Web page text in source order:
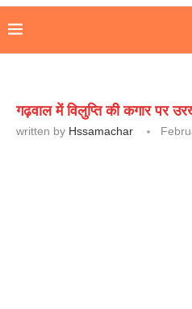
गढ़वाल में विलुप्ति की कगार पर
written by Hssamachar